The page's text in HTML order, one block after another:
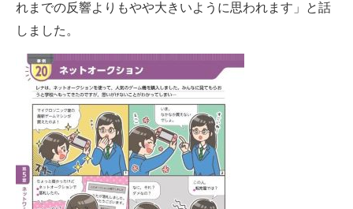
モノづくり技術者専門サイト
電子設計の基本と応用
エネルギーの専門メディア
建設×テクノロジーの最前線
ちょっと気になるネットの話題
れまでの反響よりもやや大きいように思われます」と話
しました。